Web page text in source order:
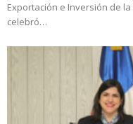
Exportación e Inversión de
celebró…